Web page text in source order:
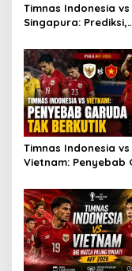
Timnas Indonesia vs
Singapura: Prediksi,
Timnas Indonesia vs
Vietnam: Penyebab